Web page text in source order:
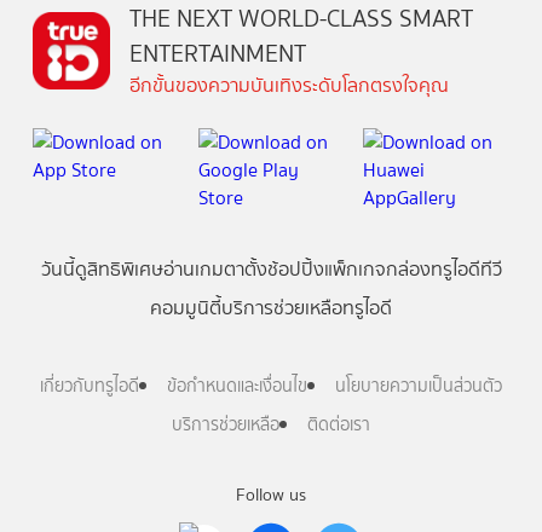
Follow us
THE NEXT WORLD-CLASS SMART
ENTERTAINMENT
อีกขั้นของความบันเทิงระดับโลกตรงใจคุณ
วันนี้ดูสิทธิพิเศษอ่านเกมตาตั้งช้อปปิ้งแพ็กเกจกล่องทรูไอดีทีวี
คอมมูนิตี้บริการช่วยเหลือทรูไอดี
เกี่ยวกับทรูไอดี ข้อกำหนดและเงื่อนไข
นโยบายความเป็นส่วนตัว
บริการช่วยเหลือ
ติดต่อเรา